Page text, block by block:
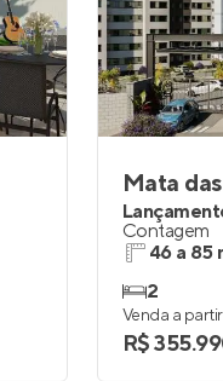
Mata
Contagem
46 a 85
2
Venda a
R$